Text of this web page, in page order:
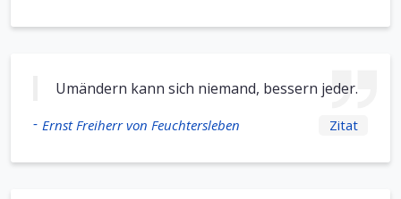
Umändern kann sich niemand, bessern jeder.
- Ernst Freiherr von Feuchtersleben Zitat